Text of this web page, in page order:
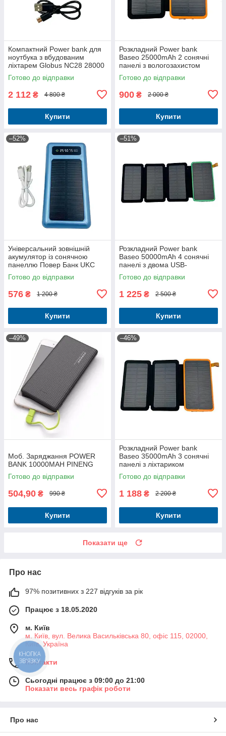
Компактний Power bank для
ноутбука з вбудованим
ліхтарем Globus NC28 28000
mAh з технологією Power
Delivery
Готово до відправки
2 112 ₴ 4 800 ₴
Купити
Розкладний Power bank
Baseo 25000mAh 2 сонячні
панелі з вологозахистом
Готово до відправки
900 ₴ 2 000 ₴
Купити
–52%
Універсальний зовнішній
акумулятор із сонячною
панеллю Повер Банк UKC
10000mAh SOLAR з
яскравими 2 LED-
Готово до відправки
576 ₴ 1 200 ₴
Купити
–51%
Розкладний Power bank
Baseo 50000mAh 4 сонячні
панелі з двома USB-
виходами
Готово до відправки
1 225 ₴ 2 500 ₴
Купити
–49%
Моб. Заряджання POWER
BANK 10000MAH PINENG
Готово до відправки
504,90 ₴ 990 ₴
Купити
–46%
Розкладний Power bank
Baseo 35000mAh 3 сонячні
панелі з ліхтариком
Готово до відправки
1 188 ₴ 2 200 ₴
Купити
Показати ще
Про нас
97% позитивних з 227 відгуків за рік
Працює з 18.05.2020
м. Київ
м. Київ, вул. Велика Васильківська 80, офіс 115, 02000,
Київ, Україна
Контакти
Сьогодні працює з 09:00 до 21:00
Показати весь графік роботи
Про нас
КНОПКА
ЗВ'ЯЗКУ